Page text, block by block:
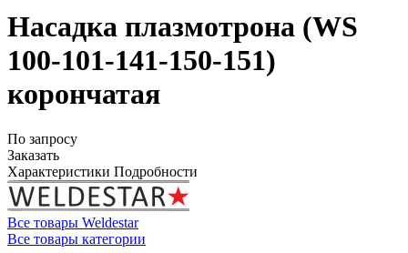
Насадка плазмотрона (WS
100-101-141-150-151)
корончатая
По запросу
Заказать
Характеристики Подробности
Все товары Weldestar
Все товары категории